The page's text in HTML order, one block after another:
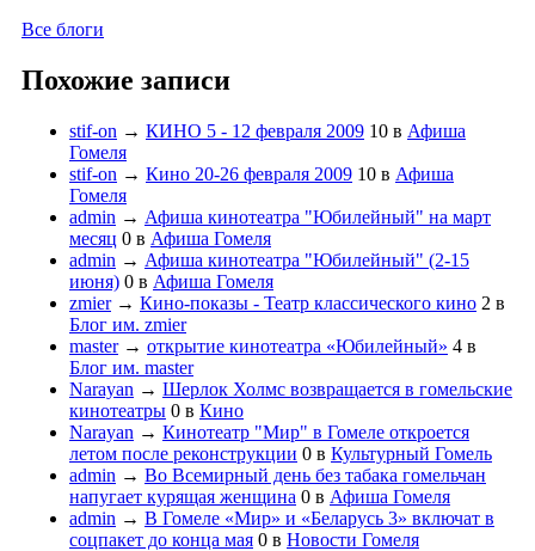
Все блоги
Похожие записи
stif-on → КИНО 5 - 12 февраля 2009 10 в Афиша
Гомеля
stif-on → Кино 20-26 февраля 2009 10 в Афиша
Гомеля
admin → Афиша кинотеатра "Юбилейный" на март
месяц 0 в Афиша Гомеля
admin → Афиша кинотеатра "Юбилейный" (2-15
июня) 0 в Афиша Гомеля
zmier→ Кино-показы - Театр классического кино 2 в
Блог им. zmier
master→ открытие кинотеатра «Юбилейный» 4 в
Блог им. master
Narayan → Шерлок Холмс возвращается в гомельские
кинотеатры 0 в Кино
Narayan → Кинотеатр "Мир" в Гомеле откроется
летом после реконструкции 0 в Культурный Гомель
admin → Во Всемирный день без табака гомельчан
напугает курящая женщина 0 в Афиша Гомеля
admin → В Гомеле «Мир» и «Беларусь 3» включат в
соцпакет до конца мая 0 в Новости Гомеля